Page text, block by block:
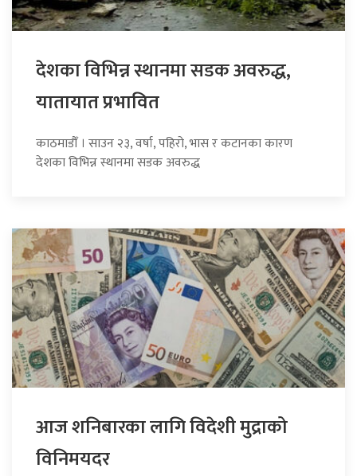
देशका विभिन्न स्थानमा सडक अवरुद्ध,
यातायात प्रभावित
काठमाडौँ । साउन २३, वर्षा, पहिरो, भास र कटानका कारण
देशका विभिन्न स्थानमा सडक अवरुद्ध
आज शनिबारका लागि विदेशी मुद्राको
विनिमयदर